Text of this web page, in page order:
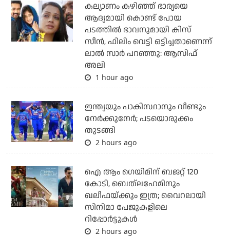
കല്യാണം കഴിഞ്ഞ് ഭാര്യയെ
ആദ്യമായി കൊണ്ട് പോയ
പടത്തില്‍ ഭാവനുമായി കിസ്
സീന്‍, ഫിലിം വെട്ടി ഒട്ടിച്ചതാണെന്ന്
ലാല്‍ സാര്‍ പറഞ്ഞു: ആസിഫ്
അലി
1 hour ago
ഇന്ത്യയും പാകിസ്ഥാനും വീണ്ടും
നേര്‍ക്കുനേര്‍; പടയൊരുക്കം
തുടങ്ങി
2 hours ago
ഐ ആം ഗെയിമിന് ബജറ്റ് 120
കോടി, ബെത്‌ലഹേമിനും
ഖലീഫയ്ക്കും ഇത്ര; വൈറലായി
സിനിമാ പേജുകളിലെ
റിപ്പോര്‍ട്ടുകള്‍
2 hours ago